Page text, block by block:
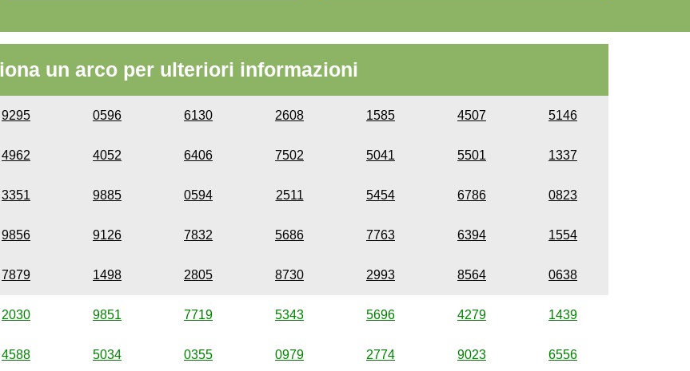
un arco per ulteriori informazioni
9295 0596 6130 2608 1585 4507 5146
4962 4052 6406 7502 5041 5501 1337
3351 9885 0594 2511 5454 6786 0823
9856 9126 7832 5686 7763 6394 1554
7879 1498 2805 8730 2993 8564 0638
2030 9851 7719 5343 5696 4279 1439
4588 5034 0355 0979 2774 9023 6556